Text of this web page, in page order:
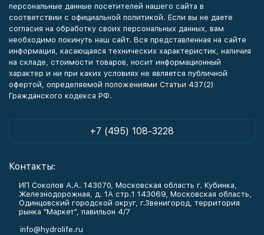
персональные данные посетителей нашего сайта в
соответствии с официальной политикой. Если вы не даете
согласия на обработку своих персональных данных, вам
необходимо покинуть наш сайт. Вся представленная на сайте
информация, касающаяся технических характеристик, наличия
на складе, стоимости товаров, носит информационный
характер и ни при каких условиях не является публичной
офертой, определяемой положениями Статьи 437(2)
Гражданского кодекса РФ.
+7 (495) 108-3228
Контакты:
ИП Соколов А.А. 143070, Московская область г. Кубинка,
Железнодорожная, д. 1А стр.1 143069, Московская область,
Одинцовский городской округ, г.Звенигород, территория
рынка "Маркет", павильон 4/7
info@hydrolife.ru